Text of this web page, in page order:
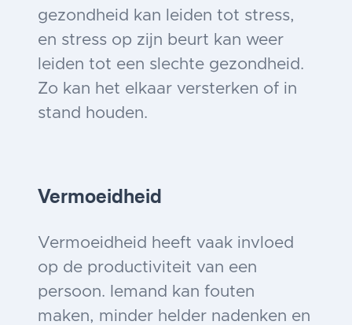
gezondheid kan leiden tot stress,
en stress op zijn beurt kan weer
leiden tot een slechte gezondheid.
Zo kan het elkaar versterken of in
stand houden.
Vermoeidheid
Vermoeidheid heeft vaak invloed
op de productiviteit van een
persoon. Iemand kan fouten
maken, minder helder nadenken en